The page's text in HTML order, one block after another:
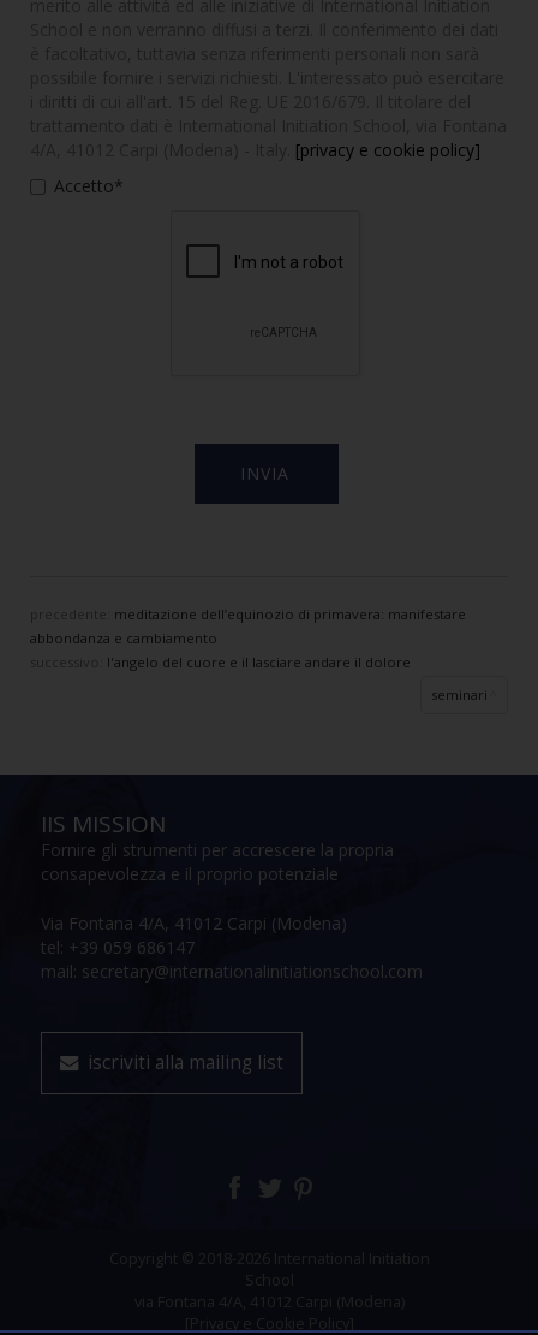
[privacy e cookie policy]
Accetto*
precedente: meditazione dell’equinozio di primavera: manifestare
abbondanza e cambiamento
l'angelo del cuore e il lasciare andare il dolore
seminari
IIS MISSION
Fornire gli strumenti per accrescere la propria
consapevolezza e il proprio potenziale
Via Fontana 4/A, 41012 Carpi (Modena)
tel: +39 059 686147
mail: secretary@internationalinitiationschool.com
iscriviti alla mailing list
Copyright © 2018-2026 International Initiation
School
via Fontana 4/A, 41012 Carpi (Modena)
[Privacy e Cookie Policy]